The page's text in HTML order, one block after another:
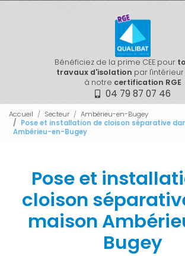
Bénéficiez de la prime CEE pour
travaux d'isolation par
à notre certification RGE
04 79 87 07 46
Accueil Secteur
Ambérieu-en-Bugey
Pose et installation de cloison séparative
Ambérieu-en-Bugey
Pose et
cloison
maison
Bugey